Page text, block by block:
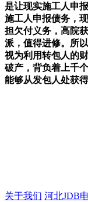
是让现实施工人申
施工人申报债务，
担欠付义务，高院
派，值得进修。所
视为利用转包人的
破产，背负着上千
能够从发包人处获
关于我们 河北JDB